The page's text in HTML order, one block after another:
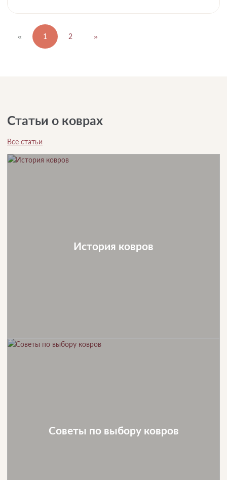
« 1 2 »
Статьи о коврах
Все статьи
История ковров
Советы по выбору ковров